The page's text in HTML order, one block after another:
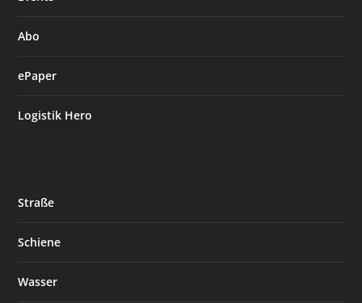
Abo
ePaper
Logistik Hero
Straße
Schiene
Wasser